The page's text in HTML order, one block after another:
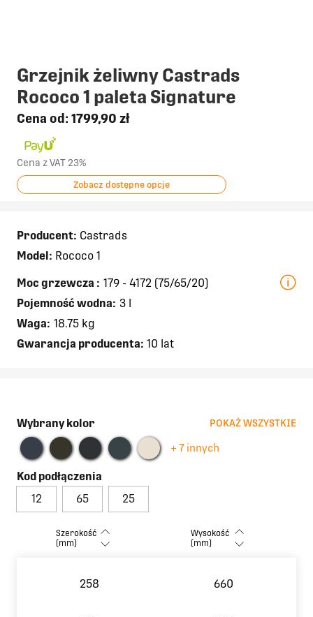
Grzejnik żeliwny Castrads
Rococo 1 paleta Signature
Cena od: 1799,90 zł
Cena z VAT 23%
Zobacz dostępne opcje
Producent: Castrads
Model: Rococo 1
Moc grzewcza : 179 - 4172 (75/65/20)
Pojemność wodna: 3 l
Waga: 18.75 kg
Gwarancja producenta: 10 lat
Wybrany kolor POKAŻ WSZYSTKIE
+ 7 innych
Kod podłączenia
12
65 25
Szerokość
(mm)
Wysokość
(mm)
258 660